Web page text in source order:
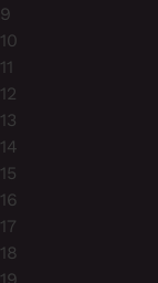
9
10
11
12
13
14
15
16
17
18